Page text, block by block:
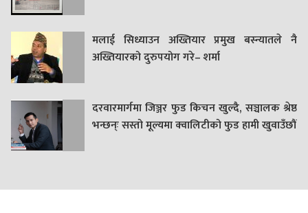
मलाई सिध्याउन अख्तियार प्रमुख बस्न्यातले नै
अख्तियारको दुरुपयोग गरे– शर्मा
दरवारमार्गमा जिञ्जर फुड किचन खुल्दै, सञ्चालक श्रेष्ठ
भन्छन्ः सस्तो मूल्यमा क्वालिटीको फुड हामी खुवाउँछौं